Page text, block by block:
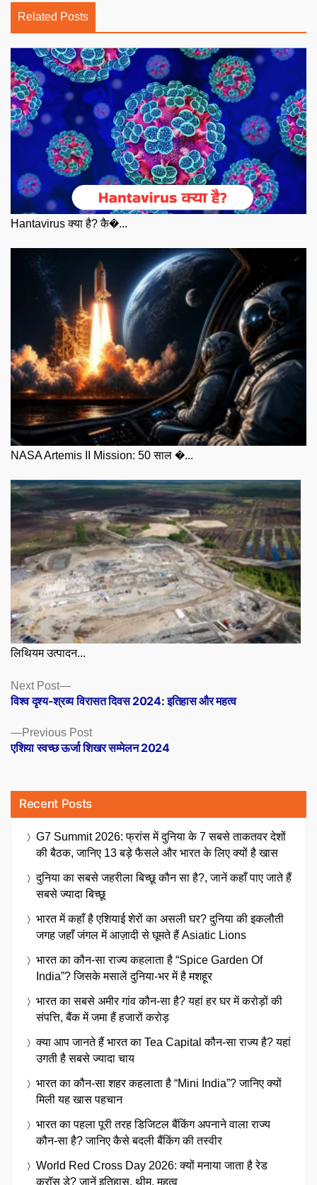
Related Posts
Hantavirus क्या है? कै�...
NASA Artemis II Mission: 50 साल �...
लिथियम उत्पादन...
Posts
navigation
Previous PostPrevious
post:
एशिया स्वच्छ ऊर्जा शिखर सम्मेलन 2024
Next Post
Next
post:
विश्व दृश्य-श्रव्य विरासत दिवस 2024: इतिहास और महत्व
Recent Posts
G7 Summit 2026: फ्रांस में दुनिया के 7 सबसे ताकतवर देशों
की बैठक, जानिए 13 बड़े फैसले और भारत के लिए क्यों है खास
दुनिया का सबसे जहरीला बिच्छू कौन सा है?, जानें कहाँ पाए जाते हैं
सबसे ज्यादा बिच्छू
भारत में कहाँ है एशियाई शेरों का असली घर? दुनिया की इकलौती
जगह जहाँ जंगल में आज़ादी से घूमते हैं Asiatic Lions
भारत का कौन-सा राज्य कहलाता है “Spice Garden Of
India”? जिसके मसालें दुनिया-भर में है मशहूर
भारत का सबसे अमीर गांव कौन-सा है? यहां हर घर में करोड़ों की
संपत्ति, बैंक में जमा हैं हजारों करोड़
क्या आप जानते हैं भारत का Tea Capital कौन-सा राज्य है? यहां
उगती है सबसे ज्यादा चाय
भारत का कौन-सा शहर कहलाता है “Mini India”? जानिए क्यों
मिली यह खास पहचान
भारत का पहला पूरी तरह डिजिटल बैंकिंग अपनाने वाला राज्य
कौन-सा है? जानिए कैसे बदली बैंकिंग की तस्वीर
World Red Cross Day 2026: क्यों मनाया जाता है रेड
क्रॉस डे? जानें इतिहास, थीम, महत्व